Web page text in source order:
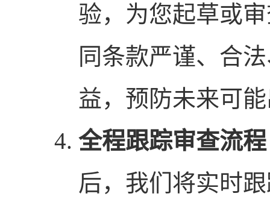
验，为您起草或
同条款严谨、合
益，预防未来可
全程跟踪审查流
后，我们将实时